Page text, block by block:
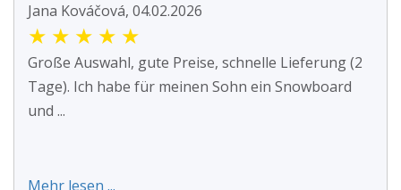
Jana Kováčová, 04.02.2026
★ ★ ★ ★ ★
Große Auswahl, gute Preise, schnelle Lieferung (2
Tage). Ich habe für meinen Sohn ein Snowboard
und ...
Mehr lesen ...